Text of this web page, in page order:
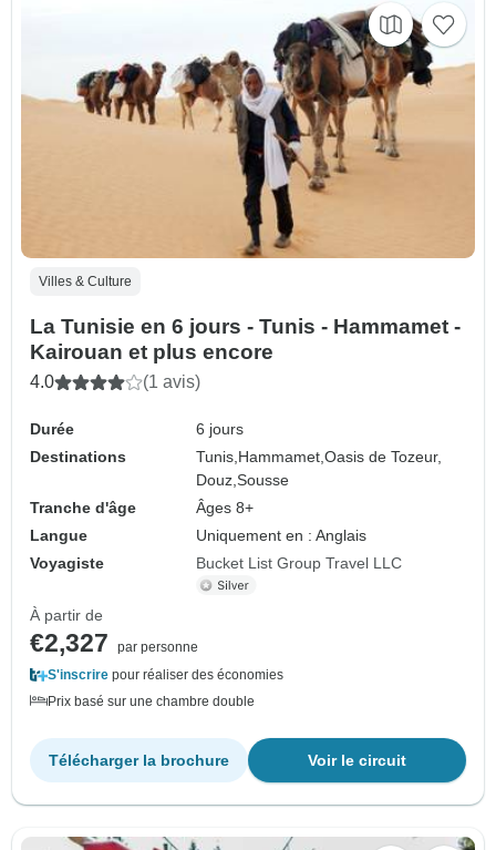
Villes & Culture
La Tunisie en 6 jours - Tunis - Hammamet -
Kairouan et plus encore
4.0 (1 avis)
Durée
6 jours
Destinations
Tunis,Hammamet,Oasis de Tozeur,
Douz,Sousse
Tranche d'âge
Âges 8+
Langue
Uniquement en : Anglais
Voyagiste
Bucket List Group Travel LLC
À partir de
€2,327
par personne
S'inscrire pour réaliser des économies
Prix basé sur une chambre double
Voir le circuit
Télécharger la brochure